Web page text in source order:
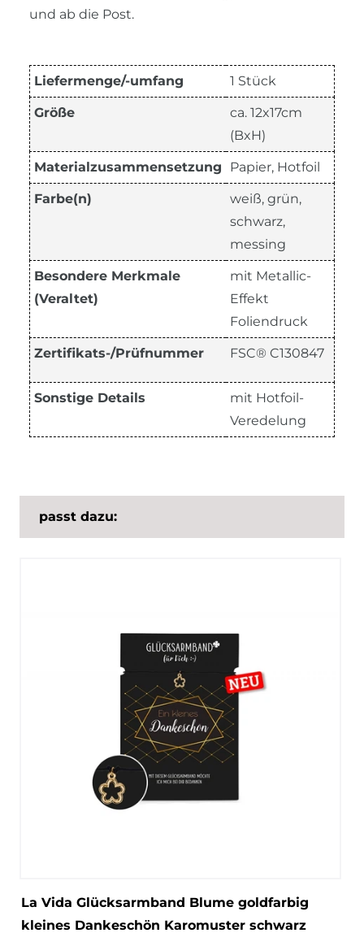
und ab die Post.
Liefermenge/-umfang 1 Stück
Größe
ca. 12x17cm
(BxH)
Materialzusammensetzung Papier, Hotfoil
Farbe(n)
weiß, grün,
schwarz,
messing
Besondere Merkmale
(Veraltet)
mit Metallic-
Effekt
Foliendruck
Zertifikats-/Prüfnummer FSC® C130847
Sonstige Details
mit Hotfoil-
Veredelung
passt dazu:
La Vida Glücksarmband Blume goldfarbig
kleines Dankeschön Karomuster schwarz